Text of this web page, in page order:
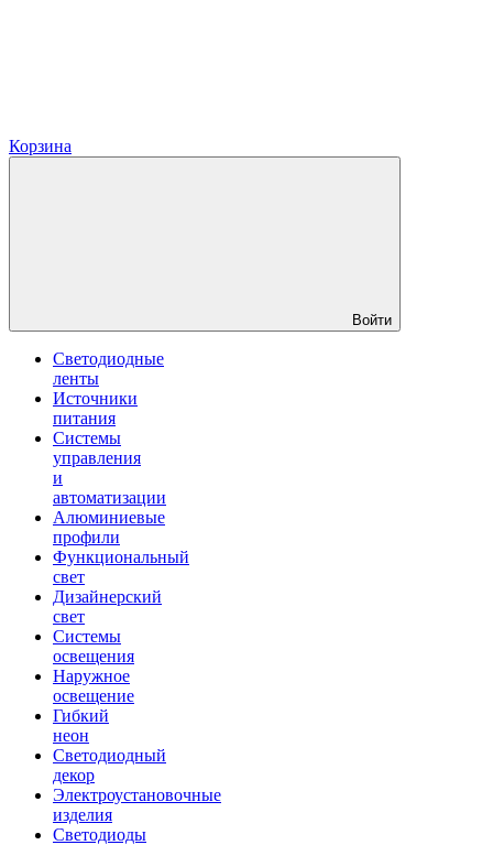
Корзина
Войти
Светодиодные
ленты
Источники
питания
Системы
управления
и
автоматизации
Алюминиевые
профили
Функциональный
свет
Дизайнерский
свет
Системы
освещения
Наружное
освещение
Гибкий
неон
Светодиодный
декор
Электроустановочные
изделия
Светодиоды